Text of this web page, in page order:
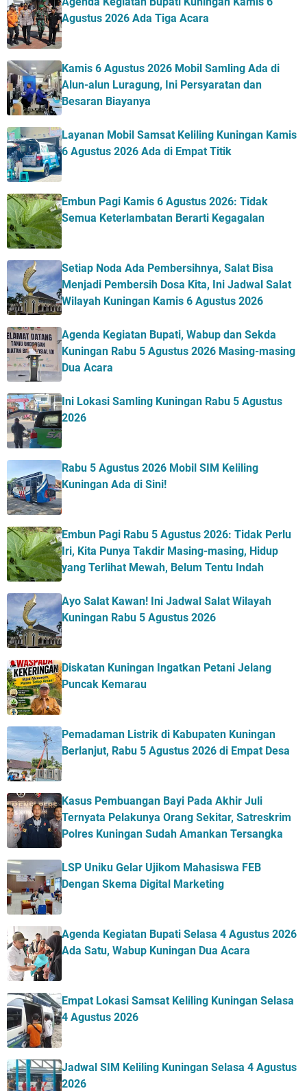
Agustus 2026 Ada Tiga Acara
Kamis 6 Agustus 2026 Mobil Samling Ada di
Alun-alun Luragung, Ini Persyaratan dan
Besaran Biayanya
Layanan Mobil Samsat Keliling Kuningan Kamis
6 Agustus 2026 Ada di Empat Titik
Embun Pagi Kamis 6 Agustus 2026: Tidak
Semua Keterlambatan Berarti Kegagalan
Setiap Noda Ada Pembersihnya, Salat Bisa
Menjadi Pembersih Dosa Kita, Ini Jadwal Salat
Wilayah Kuningan Kamis 6 Agustus 2026
Agenda Kegiatan Bupati, Wabup dan Sekda
Kuningan Rabu 5 Agustus 2026 Masing-masing
Dua Acara
Ini Lokasi Samling Kuningan Rabu 5 Agustus
2026
Rabu 5 Agustus 2026 Mobil SIM Keliling
Kuningan Ada di Sini!
Embun Pagi Rabu 5 Agustus 2026: Tidak Perlu
Iri, Kita Punya Takdir Masing-masing, Hidup
yang Terlihat Mewah, Belum Tentu Indah
Ayo Salat Kawan! Ini Jadwal Salat Wilayah
Kuningan Rabu 5 Agustus 2026
Diskatan Kuningan Ingatkan Petani Jelang
Puncak Kemarau
Pemadaman Listrik di Kabupaten Kuningan
Berlanjut, Rabu 5 Agustus 2026 di Empat Desa
Kasus Pembuangan Bayi Pada Akhir Juli
Ternyata Pelakunya Orang Sekitar, Satreskrim
Polres Kuningan Sudah Amankan Tersangka
LSP Uniku Gelar Ujikom Mahasiswa FEB
Dengan Skema Digital Marketing
Agenda Kegiatan Bupati Selasa 4 Agustus 2026
Ada Satu, Wabup Kuningan Dua Acara
Empat Lokasi Samsat Keliling Kuningan Selasa
4 Agustus 2026
Jadwal SIM Keliling Kuningan Selasa 4 Agustus
2026